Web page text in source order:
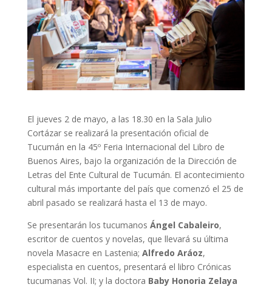
El jueves 2 de mayo, a las 18.30 en la Sala Julio
Cortázar se realizará la presentación oficial de
Tucumán en la 45º Feria Internacional del Libro de
Buenos Aires, bajo la organización de la Dirección de
Letras del Ente Cultural de Tucumán. El acontecimiento
cultural más importante del país que comenzó el 25 de
abril pasado se realizará hasta el 13 de mayo.
Se presentarán los tucumanos Ángel Cabaleiro,
escritor de cuentos y novelas, que llevará su última
novela Masacre en Lastenia; Alfredo Aráoz,
especialista en cuentos, presentará el libro Crónicas
tucumanas Vol. II; y la doctora Baby Honoria Zelaya